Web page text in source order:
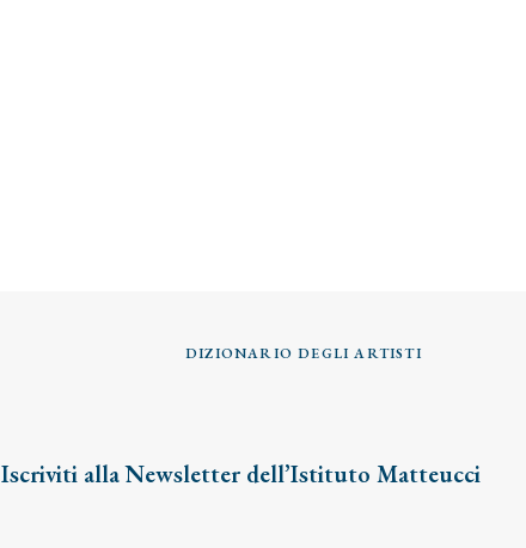
DIZIONARIO DEGLI ARTISTI
Iscriviti alla Newsletter dell’Istituto Matteucci